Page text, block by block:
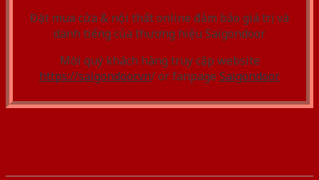
Đặt mua cửa & nội thất online đảm bảo giá trị và
danh tiếng của thương hiệu Saigondoor
Mời quý khách hàng truy cập website
https://saigondoor.vn/ or fanpage Saigondoor